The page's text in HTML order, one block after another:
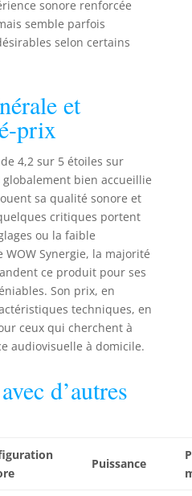
pour proposer une
expérience
d’écoute
sonore renforcée
semble parfois
selon certains
et
prix
4,2 sur 5 étoiles sur
globalement bien accueillie
sa qualité sonore et
critiques portent
ou la faible
Synergie, la majorité
ce produit pour ses
Son prix, en
techniques, en
ceux qui cherchent à
audiovisuelle à domicile.
d’autres
Puissance